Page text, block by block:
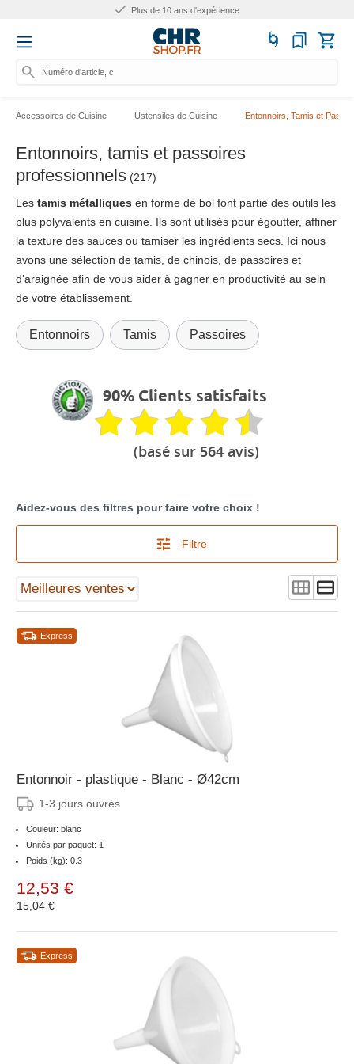
Plus de 10 ans d'expérience
Numéro d'article, catégorie
Accessoires de Cuisine Ustensiles de Cuisine Entonnoirs, Tamis et
Entonnoirs, tamis et passoires
professionnels (217)
Les tamis métalliques en forme de bol font partie des outils les
plus polyvalents en cuisine. Ils sont utilisés pour égoutter, affiner
la texture des sauces ou tamiser les ingrédients secs. Ici nous
avons une sélection de tamis, de chinois, de passoires et
d’araignée afin de vous aider à gagner en productivité au sein
de votre établissement.
Entonnoirs Tamis Passoires
90% Clients satisfaits
(basé sur 564 avis)
Aidez-vous des filtres pour faire votre choix !
Filtre
Express
Entonnoir - plastique - Blanc - Ø42cm
1-3 jours ouvrés
Couleur: blanc
Unités par paquet: 1
Poids (kg): 0.3
12,53 €
15,04 €
Express